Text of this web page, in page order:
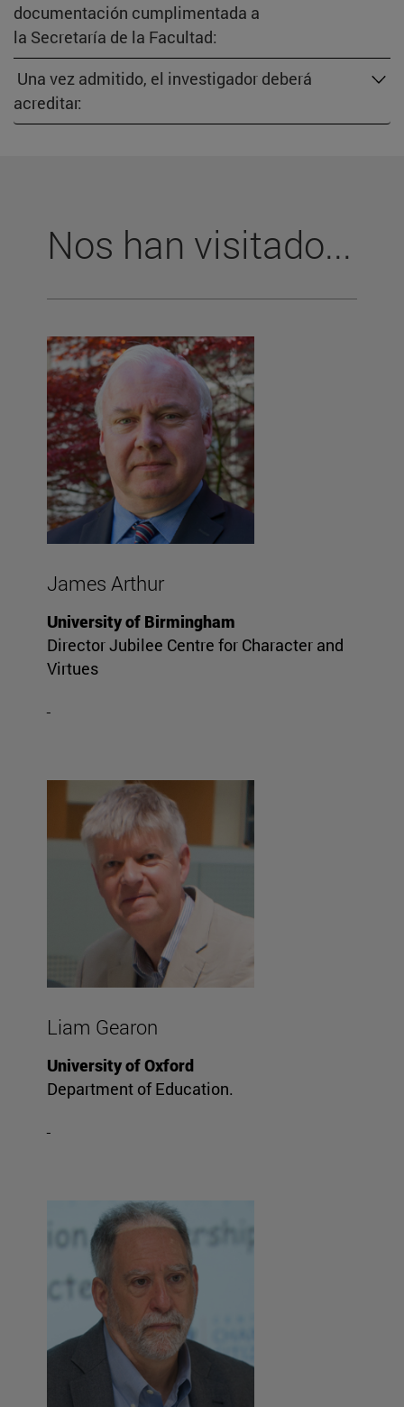
documentación cumplimentada a
la Secretaría de la Facultad:
Una vez admitido, el investigador deberá
acreditar:
Nos han visitado...
James Arthur
University of Birmingham
Director Jubilee Centre for Character and
Virtues
Liam Gearon
University of Oxford
Department of Education.